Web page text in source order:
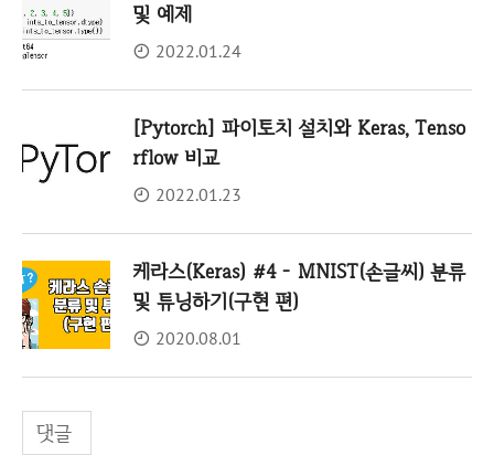
및 예제
2022.01.24
[Pytorch] 파이토치 설치와 Keras, Tenso
rflow 비교
2022.01.23
케라스(Keras) #4 - MNIST(손글씨) 분류
및 튜닝하기(구현 편)
2020.08.01
댓글